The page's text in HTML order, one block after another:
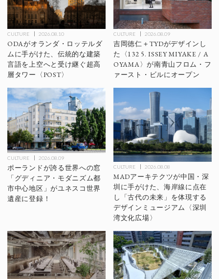
CULTURE 2026.08.10
ODAがオランダ・ロッテルダ
ムに手がけた、伝統的な建築
言語を上空へと受け継ぐ超高
層タワー〈POST〉
CULTURE 2026.08.09
吉岡徳仁＋TYDがデザインし
た〈132 5. ISSEY MIYAKE / A
OYAMA〉が南青山フロム・フ
ァースト・ビルにオープン
CULTURE 2026.08.09
ポーランドが誇る世界への窓
「グディニア・モダニズム都
市中心地区」がユネスコ世界
遺産に登録！
CULTURE 2026.08.08
MADアーキテクツが中国・深
圳に手がけた、海岸線に点在
し「古代の未来」を体現する
デザインミュージアム〈深圳
湾文化広場〉